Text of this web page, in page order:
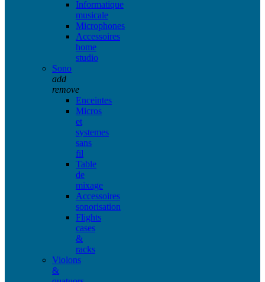
Informatique
musicale
Microphones
Accessoires
home
studio
Sono
add
remove
Enceintes
Micros
et
systemes
sans
fil
Table
de
mixage
Accessoires
sonorisation
Flights
cases
&
racks
Violons
&